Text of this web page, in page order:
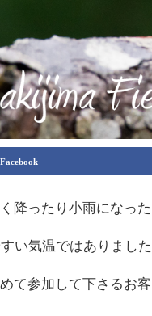
Facebook
降ったり小雨になっ
い気温ではありました
て参加して下さるお